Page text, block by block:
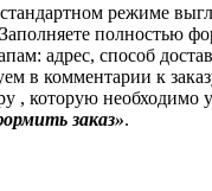
режиме
полностью
адрес, способ
в комментарии к
, которую необходимо
заказ».